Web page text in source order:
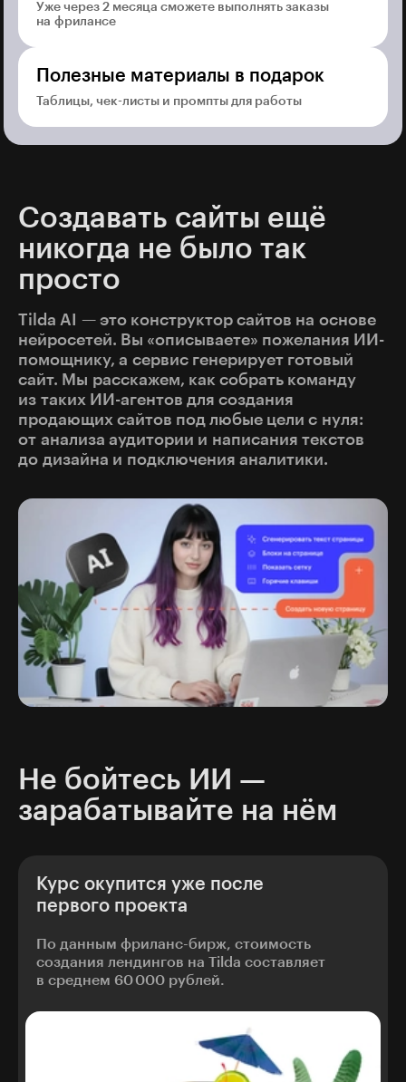
Уже через 2 месяца сможете выполнять заказы
на фрилансе
Полезные материалы в подарок
Таблицы, чек-листы и промпты для работы
Создавать сайты ещё
никогда не было так
просто
Tilda AI — это конструктор сайтов на основе
нейросетей. Вы «описываете» пожелания ИИ-
помощнику, а сервис генерирует готовый
сайт. Мы расскажем, как собрать команду
из таких ИИ-агентов для создания
продающих сайтов под любые цели с нуля:
от анализа аудитории и написания текстов
до дизайна и подключения аналитики.
Не бойтесь ИИ —
зарабатывайте на нём
Курс окупится уже после
первого проекта
По данным фриланс-бирж, стоимость
создания лендингов на Tilda составляет
в среднем 60 000 рублей.